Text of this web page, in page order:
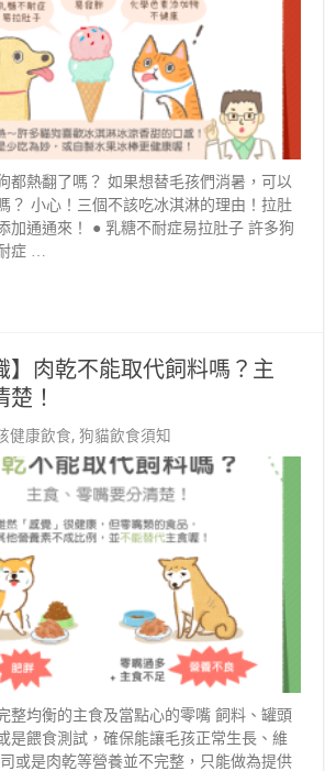
都熱翻了嗎？ 如果想替毛孩們消暑，可以
？ 小心！三個不該吃冰淇淋的理由！拉肚
加通通來！ ● 乳糖不耐症易拉肚子 許多狗
症 …
】肉乾不能取代飼料嗎？主
！
健康飲食,狗貓飲食須知
整均衡的主食及當點心的零嘴 飼料、罐頭
是餵食測試，確保能讓毛孩正常生長、維
或是肉乾等營養並不完整，只能做為提供